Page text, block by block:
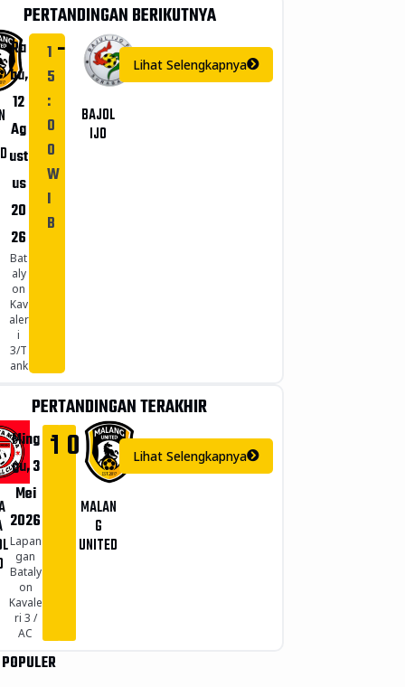
PERTANDINGAN BERIKUTNYA
Ra
bu,
12
Ag
ust
us
20
26
Bat
aly
on
Kav
aler
i
3/T
ank
1
5
:
0
0
W
I
B
-
BAJOL
IJO
Lihat Selengkapnya
PERTANDINGAN TERAKHIR
Ming
gu, 3
Mei
2026
Lapan
gan
Bataly
on
Kavale
ri 3 /
AC
1
- 0
MALAN
G
UNITED
Lihat Selengkapnya